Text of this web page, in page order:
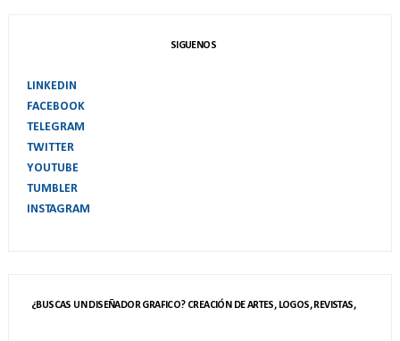
SIGUENOS
LINKEDIN
FACEBOOK
TELEGRAM
TWITTER
YOUTUBE
TUMBLER
INSTAGRAM
¿BUSCAS UN DISEÑADOR GRAFICO? CREACIÓN DE ARTES, LOGOS, REVISTAS,